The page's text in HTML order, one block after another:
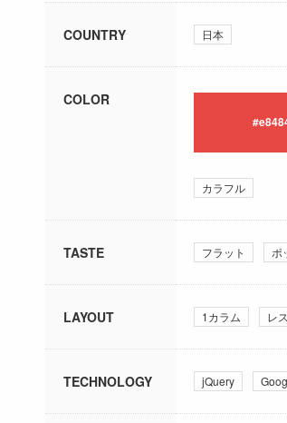
COUNTRY 日本
COLOR
カラフル
TASTE フラット ポ
LAYOUT 1カラム レ
TECHNOLOGY jQuery